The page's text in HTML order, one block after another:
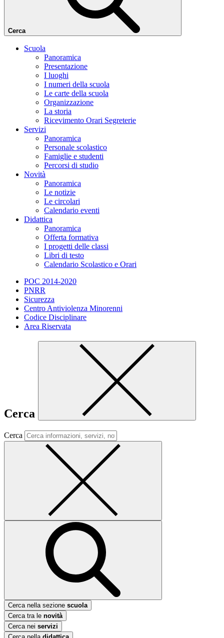
Cerca
Scuola
Panoramica
Presentazione
I luoghi
I numeri della scuola
Le carte della scuola
Organizzazione
La storia
Ricevimento Orari Segreterie
Servizi
Panoramica
Personale scolastico
Famiglie e studenti
Percorsi di studio
Novità
Panoramica
Le notizie
Le circolari
Calendario eventi
Didattica
Panoramica
Offerta formativa
I progetti delle classi
Libri di testo
Calendario Scolastico e Orari
POC 2014-2020
PNRR
Sicurezza
Centro Antiviolenza Minorenni
Codice Disciplinare
Area Riservata
Cerca
Cerca
Cerca nella sezione scuola
Cerca tra le novità
Cerca nei servizi